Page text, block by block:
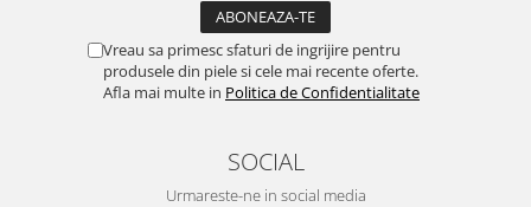
Vreau sa primesc sfaturi de ingrijire pentru
produsele din piele si cele mai recente oferte.
Afla mai multe in Politica de Confidentialitate
SOCIAL
Urmareste-ne in social media